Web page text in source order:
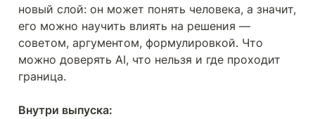
новый слой: он может понять человека, а значит,
его можно научить влиять на решения —
советом, аргументом, формулировкой. Что
можно доверять AI, что нельзя и где проходит
граница.